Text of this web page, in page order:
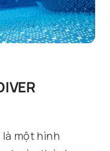
là một hình